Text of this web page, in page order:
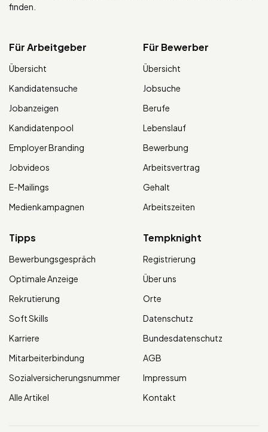
finden.
Für Arbeitgeber
Übersicht
Kandidatensuche
Jobanzeigen
Kandidatenpool
Employer Branding
Jobvideos
E-Mailings
Medienkampagnen
Für Bewerber
Übersicht
Jobsuche
Berufe
Lebenslauf
Bewerbung
Arbeitsvertrag
Gehalt
Arbeitszeiten
Tipps
Bewerbungsgespräch
Optimale Anzeige
Rekrutierung
Soft Skills
Karriere
Mitarbeiterbindung
Sozialversicherungsnummer
Alle Artikel
Tempknight
Registrierung
Über uns
Orte
Datenschutz
Bundesdatenschutz
AGB
Impressum
Kontakt